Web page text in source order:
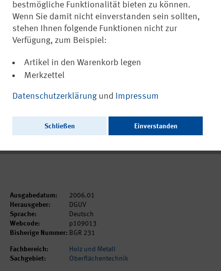
DGUV Regel 109-013
Spritzlackierarbeiten - Lackaerosole
Ausgabedatum:
2006.01
Herausgeber:
DGUV
Sprache:
Deutsch
Webcode:
p109013
Bisherige Nummer: BGR 231
Fachbereich:
Holz und Metall
Sachgebiet:
Oberflächentechnik
bestmögliche Funktionalität bieten zu können.
Wenn Sie damit nicht einverstanden sein sollten,
stehen Ihnen folgende Funktionen nicht zur
Verfügung, zum Beispiel:
Artikel in den Warenkorb legen
Merkzettel
Datenschutzerklärung und Impressum
Schließen Einverstanden